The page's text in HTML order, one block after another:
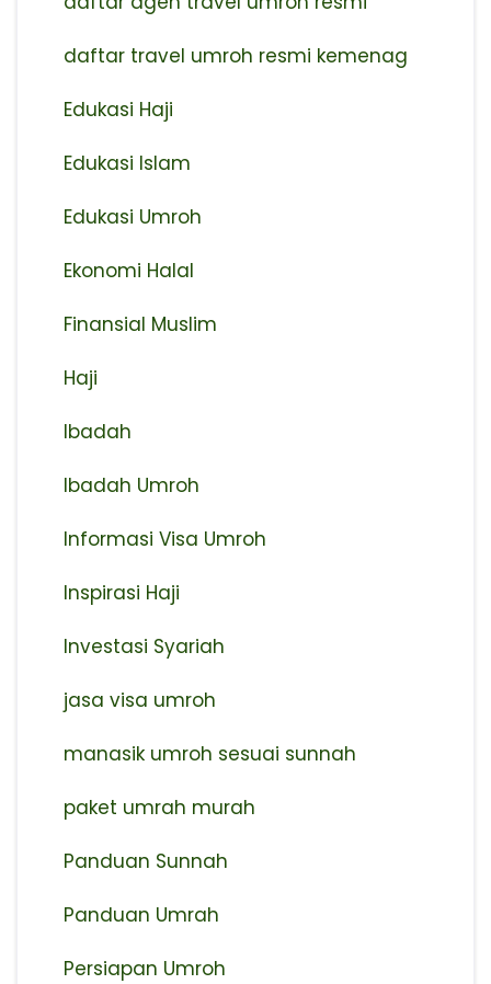
daftar travel umroh resmi kemenag
Edukasi Haji
Edukasi Islam
Edukasi Umroh
Ekonomi Halal
Finansial Muslim
Haji
Ibadah
Ibadah Umroh
Informasi Visa Umroh
Inspirasi Haji
Investasi Syariah
jasa visa umroh
manasik umroh sesuai sunnah
paket umrah murah
Panduan Sunnah
Panduan Umrah
Persiapan Umroh